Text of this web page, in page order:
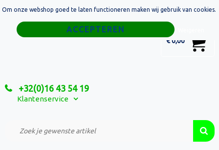
€ 0,00
+32(0)16 43 54 19
Klantenservice
Home
Relatiegeschenken
Custom Made Projecten
Om onze webshop goed te laten functioneren maken wij gebruik van cookies.